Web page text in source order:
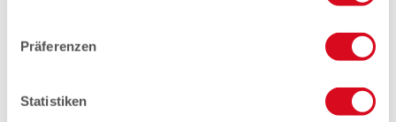
Präferenzen
Statistiken